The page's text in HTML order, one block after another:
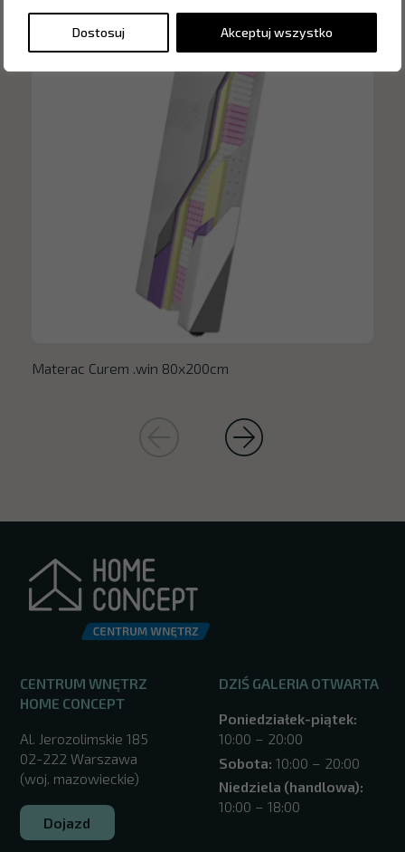
Dostosuj Akceptuj wszystko
Materac Curem .win 80x200cm
CENTRUM WNĘTRZ
HOME CONCEPT
Al. Jerozolimskie 185
02-222 Warszawa
(woj. mazowieckie)
Dojazd
DZIŚ GALERIA OTWARTA
Poniedziałek-piątek:
10:00 – 20:00
Sobota: 10:00 – 20:00
Niedziela (handlowa):
10:00 – 18:00